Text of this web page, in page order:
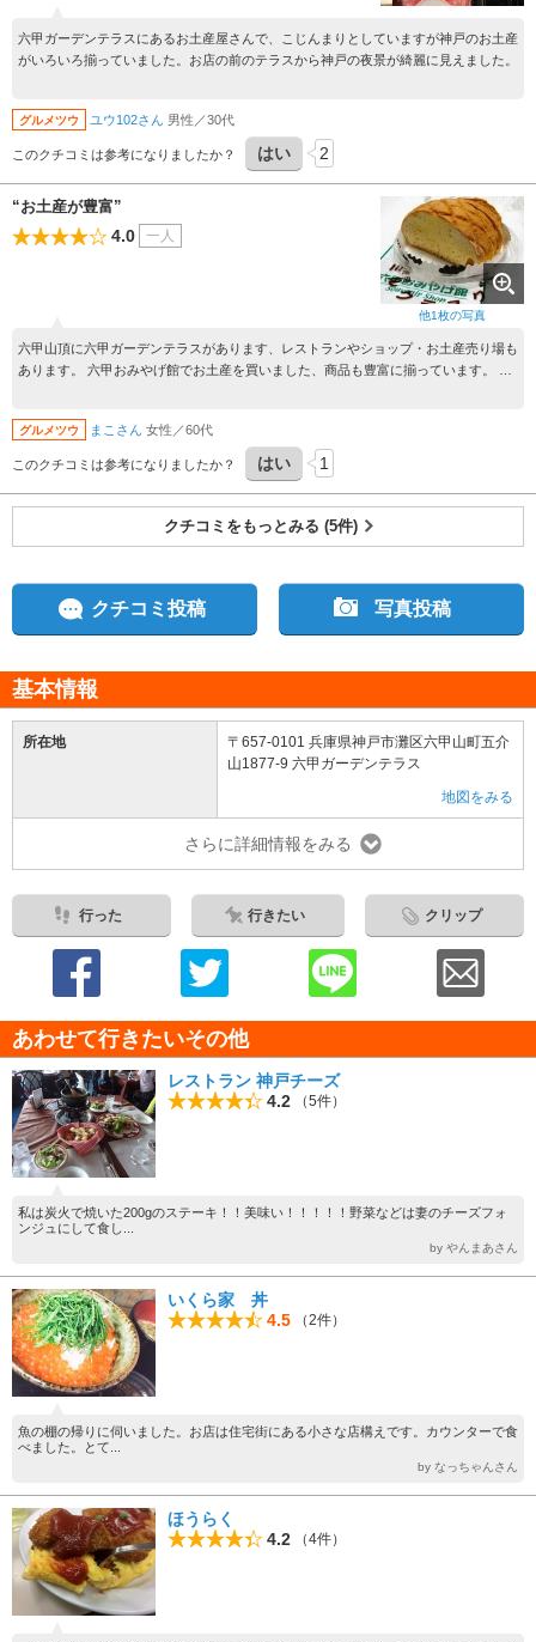
六甲ガーデンテラスにあるお土産屋さんで、こじんまりとしていますが神戸のお土産
がいろいろ揃っていました。お店の前のテラスから神戸の夜景が綺麗に見えました。
グルメツウ ユウ102さん 男性／30代
このクチコミは参考になりましたか？ はい 2
他1枚の写真
“お土産が豊富”
4.0 一人
六甲山頂に六甲ガーデンテラスがあります、レストランやショップ・お土産売り場も
あります。 六甲おみやげ館でお土産を買いました、商品も豊富に揃っています。 六
え、上品な優しい甘さのミルク味で美味しかったです。
グルメツウ まこさん 女性／60代
このクチコミは参考になりましたか？ はい 1
クチコミをもっとみる (5件)
クチコミ投稿 写真投稿
基本情報
所在地
〒657-0101 兵庫県神戸市灘区六甲山町五介
山1877-9 六甲ガーデンテラス
地図をみる
さらに詳細情報をみる
行った 行きたい クリップ
あわせて行きたいその他
レストラン 神戸チーズ
4.2
（5件）
私は炭火で焼いた200gのステーキ！！美味い！！！！！野菜などは妻のチーズフォ
ンジュにして食し...
by やんまあさん
いくら家 丼
4.5
（2件）
魚の棚の帰りに伺いました。お店は住宅街にある小さな店構えです。カウンターで食
べました。とて...
by なっちゃんさん
ほうらく
4.2
（4件）